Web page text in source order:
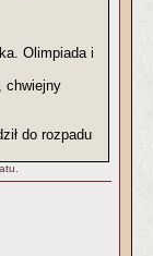
Olimpiada i
chwiejny
do rozpadu